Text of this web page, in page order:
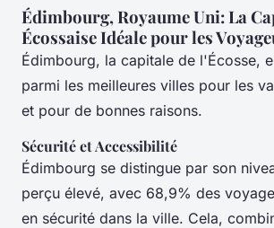
Édimbourg, Royaume Uni: La
Écossaise Idéale pour les
Édimbourg, la capitale de l'Écosse,
parmi les meilleures villes pour les
et pour de bonnes raisons.
Sécurité et Accessibilité
Édimbourg se distingue par son
perçu élevé, avec 68,9% des
en sécurité dans la ville. Cela,